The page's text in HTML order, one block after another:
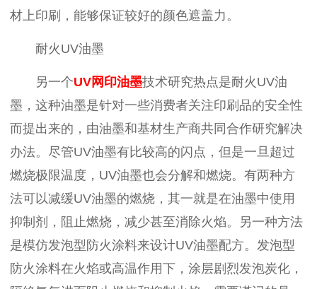
材上印刷，能够保证较好的颜色遮盖力。
耐火 UV油墨
另一个UV网印油墨技术研究热点是耐火 UV油
墨，这种油墨是针对一些消费者关注印刷品的安全性
而提出来的，由油墨和基材生产商共同合作研究解决
办法。尽管UV油墨有比较高的闪点，但是一旦超过
燃烧极限温度， UV油墨也会分解和燃烧。有两种方
法可以减缓UV油墨的燃烧，其一就是在油墨中使用
抑制剂，阻止燃烧，减少甚至消除火焰。另一种方法
是模仿发泡型防火涂料来设计UV油墨配方。发泡型
防火涂料在火焰或高温作用下，涂层剧烈发泡炭化，